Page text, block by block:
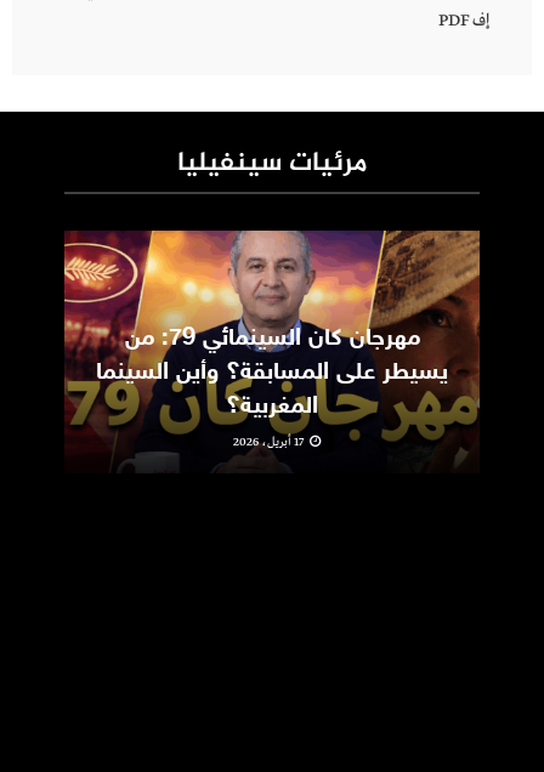
إف PDF
مرئيات سينفيليا
مهرجان كان السينمائي 79: من
يسيطر على المسابقة؟ وأين السينما
المغربية؟
17 أبريل، 2026